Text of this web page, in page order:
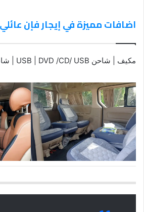
اضافات مميزة في إيجار فإن
مكيف | شاحن USB | DVD /CD/ USB | شاشة عرض | GPS